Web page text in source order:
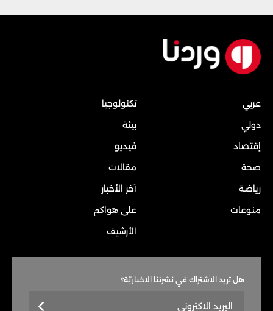
عربي
دولي
إقتصاد
صحة
رياضة
منوعات
تكنولوجيا
بيئة
فيديو
مقالات
آخر الأخبار
على هواكم
الأرشيف
هل تريد الاشتراك في نشرتنا الاخباريّة؟